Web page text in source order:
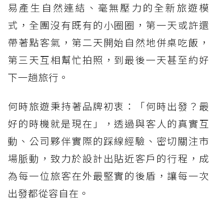
易產生自然連結、毫無壓力的全新旅遊模
式，全團沒有既有的小圈圈，第一天或許還
帶著點客氣，第二天開始自然地併桌吃飯，
第三天互相幫忙拍照，到最後一天甚至約好
下一趟旅行。
何時旅遊秉持著品牌初衷：「何時出發？最
好的時機就是現在」，透過與客人的真實互
動、公司夥伴實際的踩線經驗、密切關注市
場脈動，致力於設計出貼近客戶的行程，成
為每一位旅客在外最堅實的後盾，讓每一次
出發都從容自在。